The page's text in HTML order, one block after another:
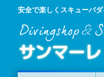
安全で楽しくスキューバ